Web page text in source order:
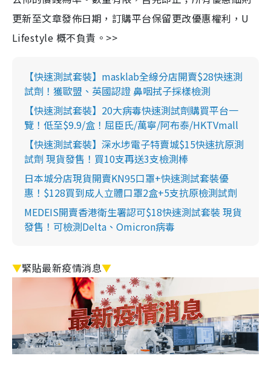
更新至文章發佈日期，訂購平台保留更改優惠權利，U
Lifestyle 概不負責。>>
【快速測試套裝】masklab全線分店開賣$28快速測
試劑！獲歐盟、英國認證 鼻咽拭子採樣檢測
【快速測試套裝】20大病毒快速測試劑購買平台一
覽！低至$9.9/盒！屈臣氏/萬寧/阿布泰/HKTVmall
【快速測試套裝】深水埗電子特賣城$15快速抗原測
試劑 現貨發售！買10支再送3支檢測棒
日本城分店現貨開賣KN95口罩+快速測試套裝優
惠！$128買到成人立體口罩2盒+5支抗原檢測試劑
MEDEIS開賣香港衛生署認可$18快速測試套裝 現貨
發售！可檢測Delta、Omicron病毒
▼緊貼最新疫情消息▼